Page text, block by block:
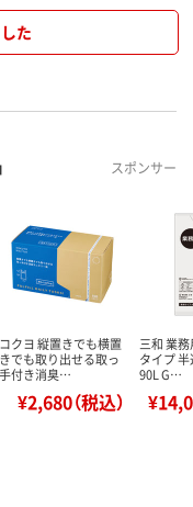
た
スポンサー
コクヨ 縦置きでも横置
きでも取り出せる取っ
手付き消臭…
¥2,680（税込）
三和 業
タイプ
90L G…